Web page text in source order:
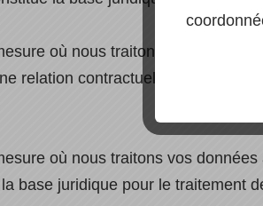
où nous traitons vos
relation contractuelle avec vous,
où nous traitons vos
base juridique pour le traitement